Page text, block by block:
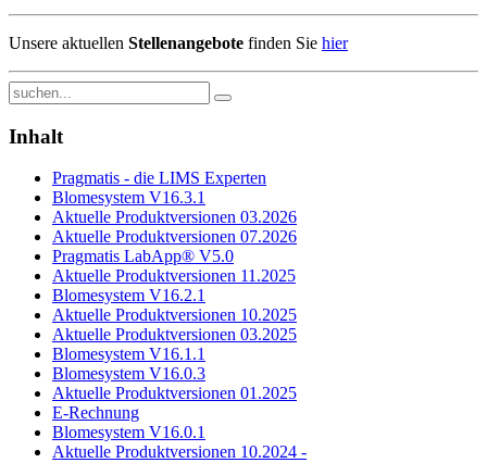
Unsere aktuellen Stellenangebote finden Sie hier
Inhalt
Pragmatis - die LIMS Experten
Blomesystem V16.3.1
Aktuelle Produktversionen 03.2026
Aktuelle Produktversionen 07.2026
Pragmatis LabApp® V5.0
Aktuelle Produktversionen 11.2025
Blomesystem V16.2.1
Aktuelle Produktversionen 10.2025
Aktuelle Produktversionen 03.2025
Blomesystem V16.1.1
Blomesystem V16.0.3
Aktuelle Produktversionen 01.2025
E-Rechnung
Blomesystem V16.0.1
Aktuelle Produktversionen 10.2024 -